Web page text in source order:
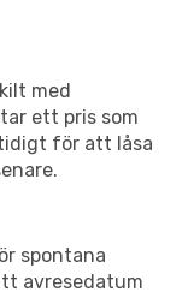
med
ett pris som
för att låsa
spontana
avresedatum